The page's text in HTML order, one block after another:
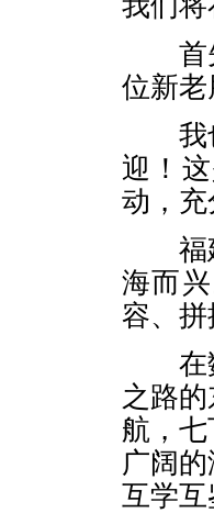
首先
位新
我也
迎！
动，
福建
海而
容、拼
在数
之路
航，
广阔
互学